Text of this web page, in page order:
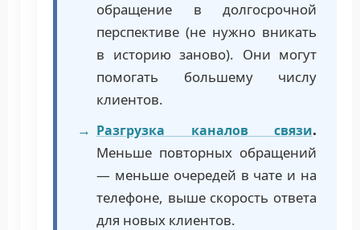
обращение в долгосрочной
перспективе (не нужно вникать
в историю заново). Они могут
помогать большему числу
клиентов.
Разгрузка каналов связи.
Меньше повторных обращений
— меньше очередей в чате и на
телефоне, выше скорость ответа
для новых клиентов.